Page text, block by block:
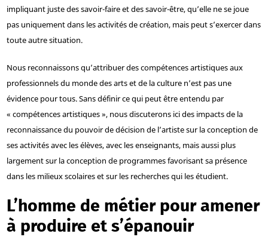
impliquant juste des savoir-faire et des savoir-être, qu’elle ne se joue
pas uniquement dans les activités de création, mais peut s’exercer dans
toute autre situation.
Nous reconnaissons qu’attribuer des compétences artistiques aux
professionnels du monde des arts et de la culture n’est pas une
évidence pour tous. Sans définir ce qui peut être entendu par
« compétences artistiques », nous discuterons ici des impacts de la
reconnaissance du pouvoir de décision de l’artiste sur la conception de
ses activités avec les élèves, avec les enseignants, mais aussi plus
largement sur la conception de programmes favorisant sa présence
dans les milieux scolaires et sur les recherches qui les étudient.
L’homme de métier pour amener
à produire et s’épanouir